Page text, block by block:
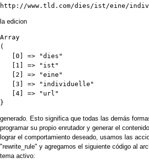
http://www.tld.com/dies/ist/eine/
la edicion
Array
(
   [0] => "dies"
   [1] => "ist"
   [2] => "eine"
   [3] => "individuelle"
   [4] => "url"
generado. Esto significa que todas las demás
programar su propio enrutador y generar el
lograr el comportamiento deseado, usamos las
"rewrite_rule" y agregamos el siguiente código al
tema activo: